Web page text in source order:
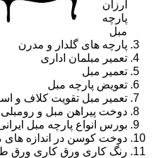
ارزان
پارچه
مبل
پارچه های گلدار و مدرن
تعمیر مبلمان اداری
تعمیر مبل
تعویض پارچه مبل
تعمیر مبل تقویت کلاف و
دوخت پیراهن مبل و رومبلی
بورس انواع پارچه مبل
دوخت کوسن در اندازه های
رنگ کاری ورق کاری ورق